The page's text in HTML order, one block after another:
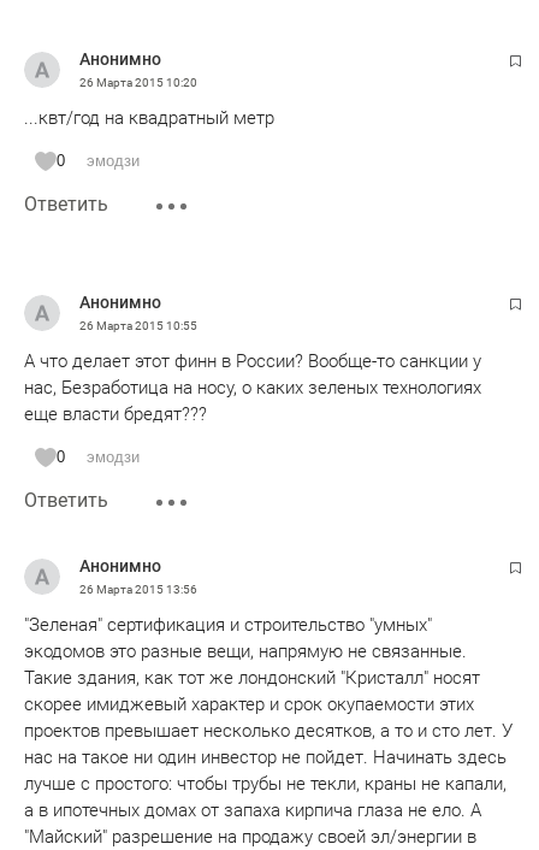
Анонимно
26 Марта 201510:20
...квт/год на квадратный метр
0 эмодзи
Ответить
Анонимно
26 Марта 201510:55
А что делает этот финн в России? Вообще-то санкции у
нас, Безработица на носу, о каких зеленых технологиях
еще власти бредят???
0 эмодзи
Ответить
Анонимно
26 Марта 201513:56
"Зеленая" сертификация и строительство "умных"
экодомов это разные вещи, напрямую не связанные.
Такие здания, как тот же лондонский "Кристалл" носят
скорее имиджевый характер и срок окупаемости этих
проектов превышает несколько десятков, а то и сто лет. У
нас на такое ни один инвестор не пойдет. Начинать здесь
лучше с простого: чтобы трубы не текли, краны не капали,
а в ипотечных домах от запаха кирпича глаза не ело. А
"Майский" разрешение на продажу своей эл/энергии в